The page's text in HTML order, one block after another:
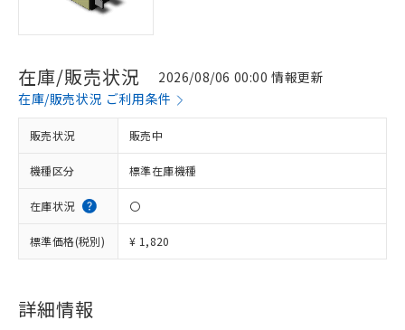
在庫/販売状況
2026/08/06 00:00 情報更新
在庫/販売状況 ご利用条件
販売状況 販売中
機種区分 標準在庫機種
在庫状況 〇
標準価格(税別) ¥ 1,820
詳細情報